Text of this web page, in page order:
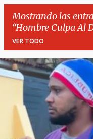
Mostrando las
Hombre Culpa Al
VER TODO
E